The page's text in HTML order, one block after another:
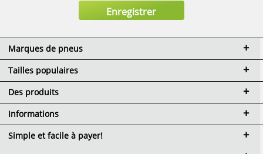
Marques de pneus
Tailles populaires
Des produits
Informations
Simple et facile à payer!